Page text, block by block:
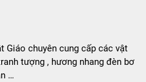
Giáo chuyên cung cấp các vật
tượng , hương nhang đèn bơ
…